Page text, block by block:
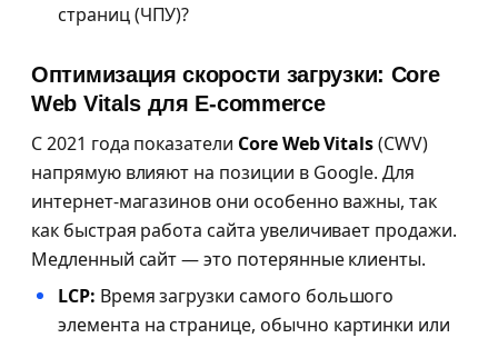
страниц (ЧПУ)?
Оптимизация скорости загрузки: Core
Web Vitals для E-commerce
С 2021 года показатели Core Web Vitals(CWV)
напрямую влияют на позиции в Google. Для
интернет-магазинов они особенно важны, так
как быстрая работа сайта увеличивает продажи.
Медленный сайт — это потерянные клиенты.
LCP: Время загрузки самого большого
элемента на странице, обычно картинки или